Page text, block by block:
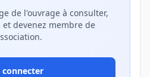
de l'ouvrage à consulter,
et devenez membre de
connecter